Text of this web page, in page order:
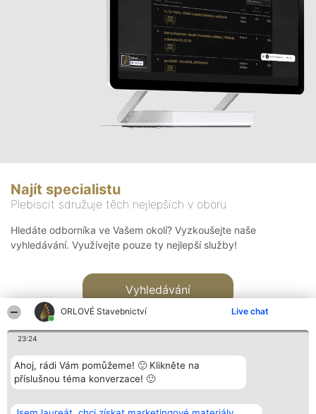
ORLOVÉ Stavebnictví Live chat
23:24
Ahoj, rádi Vám pomůžeme! 🙂 Klikněte na
příslušnou téma konverzace! 🙂
Najít specialistu
Plebiscit sdružuje těch nejlepších v oboru
Hledáte odborníka ve Vašem okolí? Vyzkoušejte naše
vyhledávání. Využívejte pouze ty nejlepší služby!
Vyhledávání
Bright Side Solutions sp. z o.
Vítězové
Kontakt